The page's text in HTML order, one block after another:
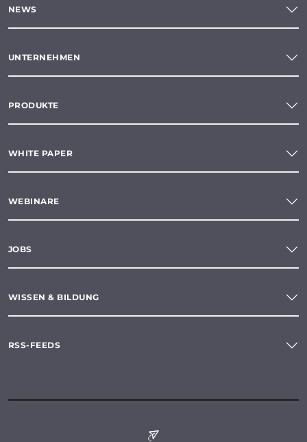
NEWS
UNTERNEHMEN
PRODUKTE
WHITE PAPER
WEBINARE
JOBS
WISSEN & BILDUNG
RSS-FEEDS